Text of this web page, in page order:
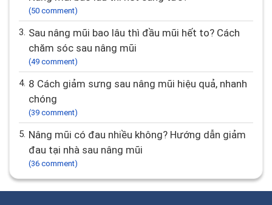
(50 comment)
3. Sau nâng mũi bao lâu thì đầu mũi hết to? Cách
chăm sóc sau nâng mũi
(49 comment)
4. 8 Cách giảm sưng sau nâng mũi hiệu quả, nhanh
chóng
(39 comment)
5. Nâng mũi có đau nhiều không? Hướng dẫn giảm
đau tại nhà sau nâng mũi
(36 comment)